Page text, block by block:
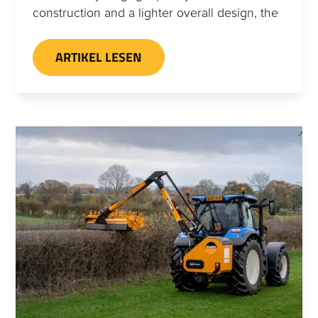
construction and a lighter overall design, the
contractors with a highly capable Power Arm
that remains compact, manoeuvrable and
ARTIKEL LESEN